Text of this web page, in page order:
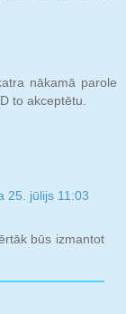
nākamā parole
to akceptētu.
25. jūlijs 11:03
būs izmantot